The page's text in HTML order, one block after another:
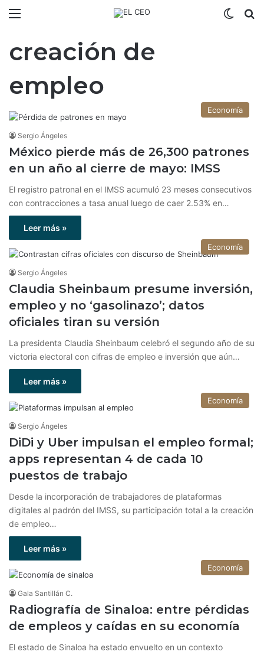
creación de
empleo
Economía
Sergio Ángeles
México pierde más de 26,300 patrones
en un año al cierre de mayo: IMSS
El registro patronal en el IMSS acumuló 23 meses consecutivos
con contracciones a tasa anual luego de caer 2.53% en…
Leer más »
Economía
Sergio Ángeles
Claudia Sheinbaum presume inversión,
empleo y no ‘gasolinazo’; datos
oficiales tiran su versión
La presidenta Claudia Sheinbaum celebró el segundo año de su
victoria electoral con cifras de empleo e inversión que aún…
Leer más »
Economía
Sergio Ángeles
DiDi y Uber impulsan el empleo formal;
apps representan 4 de cada 10
puestos de trabajo
Desde la incorporación de trabajadores de plataformas
digitales al padrón del IMSS, su participación total a la creación
de empleo…
Leer más »
Economía
Gala Santillán C.
Radiografía de Sinaloa: entre pérdidas
de empleos y caídas en su economía
El estado de Sinaloa ha estado envuelto en un contexto